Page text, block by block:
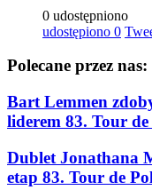
0 udostępniono
udostępiono 0
Polecane przez nas:
Bart Lemmen
liderem 83. Tour
Dublet Jonathana
etap 83. Tour de